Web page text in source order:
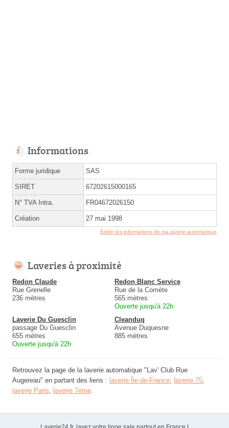
Informations
Forme juridique SAS
SIRET 67202615000165
N° TVA Intra. FR04672026150
Création 27 mai 1998
Éditer les informations de ma laverie automatique
Laveries à proximité
Redon Claude
Rue Grenelle
236 mètres
Redon Blanc Service
Rue de la Comète
565 mètres
Ouverte jusqu'à 22h
Laverie Du Guesclin
passage Du Guesclin
655 mètres
Ouverte jusqu'à 22h
Cleanduq
Avenue Duquesne
885 mètres
Retrouvez la page de la laverie automatique "Lav' Club Rue
Augereau" en partant des liens : laverie Île-de-France, laverie 75,
laverie Paris, laverie 7ème.